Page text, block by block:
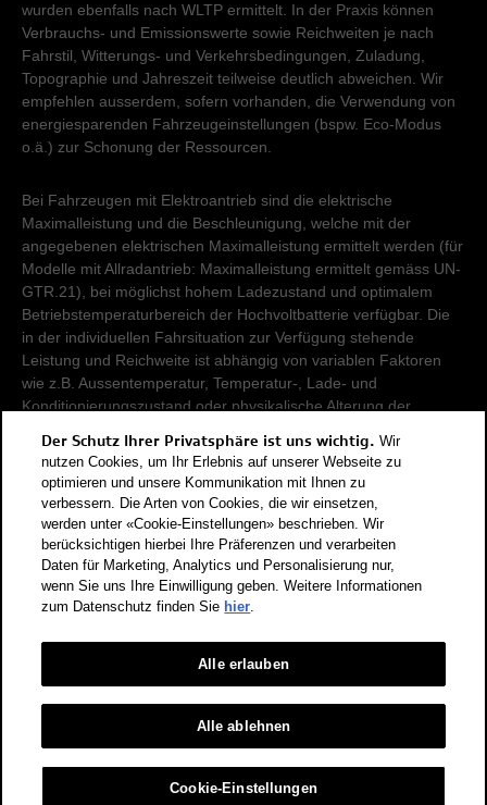
wurden ebenfalls nach WLTP ermittelt. In der Praxis können
Verbrauchs- und Emissionswerte sowie Reichweiten je nach
Fahrstil, Witterungs- und Verkehrsbedingungen, Zuladung,
Topographie und Jahreszeit teilweise deutlich abweichen. Wir
empfehlen ausserdem, sofern vorhanden, die Verwendung von
energiesparenden Fahrzeugeinstellungen (bspw. Eco-Modus
o.ä.) zur Schonung der Ressourcen.
Bei Fahrzeugen mit Elektroantrieb sind die elektrische
Maximalleistung und die Beschleunigung, welche mit der
angegebenen elektrischen Maximalleistung ermittelt werden (für
Modelle mit Allradantrieb: Maximalleistung ermittelt gemäss UN-
GTR.21), bei möglichst hohem Ladezustand und optimalem
Betriebstemperaturbereich der Hochvoltbatterie verfügbar. Die
in der individuellen Fahrsituation zur Verfügung stehende
Leistung und Reichweite ist abhängig von variablen Faktoren
wie z.B. Aussentemperatur, Temperatur-, Lade- und
Konditionierungszustand oder physikalische Alterung der
Damit Energieverbräuche unterschiedlicher Antriebsformen
(Benzin, Diesel, Gas, Strom, usw.) vergleichbar sind, werden sie
zusätzlich als sogenannte Benzinäquivalente (Masseinheit für
Energie) ausgewiesen. CO2 ist das für die Erderwärmung
hauptverantwortliche Treibhausgas. CO2-Mittelwert aller in der
Schweiz angebotenen Fahrzeugmodelle: 111 g/km (WLTP).
CO2-Zielwert der in der Schweiz angebotenen
Fahrzeugmodelle: 93.6 g/km (WLTP). Die Angaben für ein
Fahrzeug können von den zulassungsrelevanten Daten nach
der individuellen Einzelfahrzeuggenehmigung abweichen.
Energieeffizienz-Kategorie nach dem neuen
Berechnungsverfahren gemäss Anhang 4.1 EnEV, gültig ab
01.01.2023. Informationen zur Energieetikette für
Personenwagen finden Sie unter Bundesamt für Energie BFE.
Der Schutz Ihrer Privatsphäre ist uns wichtig. Wir
nutzen Cookies, um Ihr Erlebnis auf unserer Webseite zu
optimieren und unsere Kommunikation mit Ihnen zu
verbessern. Die Arten von Cookies, die wir einsetzen,
werden unter «Cookie-Einstellungen» beschrieben. Wir
berücksichtigen hierbei Ihre Präferenzen und verarbeiten
Daten für Marketing, Analytics und Personalisierung nur,
wenn Sie uns Ihre Einwilligung geben. Weitere Informationen
zum Datenschutz finden Sie hier.
Cookie-Einstellungen
Alle ablehnen
Alle erlauben